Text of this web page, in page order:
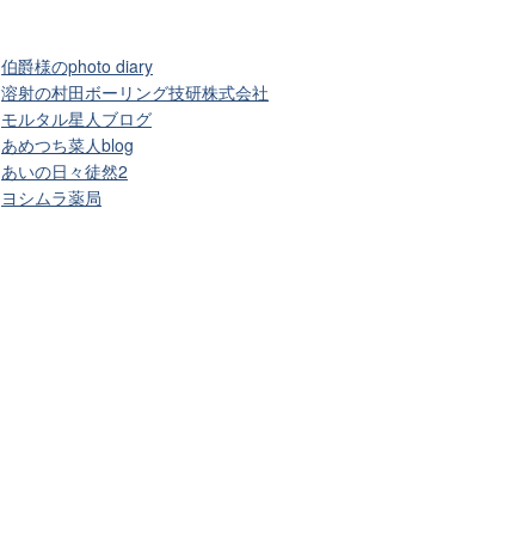
伯爵様のphoto diary
溶射の村田ボーリング技研株式会社
モルタル星人ブログ
あめつち菜人blog
あいの日々徒然2
ヨシムラ薬局